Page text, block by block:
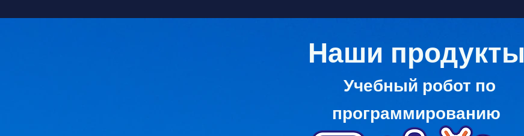
Наши продукты
Учебный робот по
программированию